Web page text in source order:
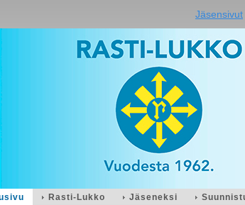
Jäsensivut
Rasti-Lukko Jäseneksi